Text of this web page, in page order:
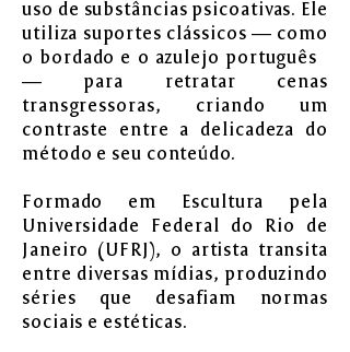
uso de substâncias psicoativas. Ele
utiliza suportes clássicos — como
o bordado e o azulejo português
— para retratar cenas
transgressoras, criando um
contraste entre a delicadeza do
método e seu conteúdo.
Formado em Escultura pela
Universidade Federal do Rio de
Janeiro (UFRJ), o artista transita
entre diversas mídias, produzindo
séries que desafiam normas
sociais e estéticas.